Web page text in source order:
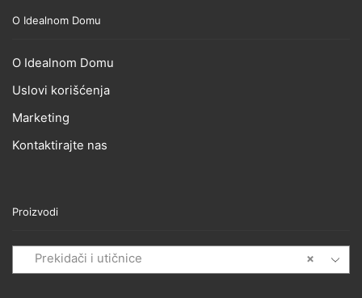
O Idealnom Domu
O Idealnom Domu
Uslovi korišćenja
Marketing
Kontaktirajte nas
Proizvodi
×
Prekidači i utičnice